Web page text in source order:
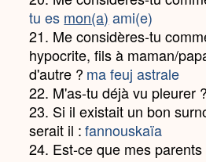
tu es mon(a) ami(e)
21. Me considères-tu
hypocrite, fils à maman/
d'autre ? ma feuj astrale
22. M'as-tu déjà vu pleurer ?
23. Si il existait un bon
serait il : fannouskaïa
24. Est-ce que mes